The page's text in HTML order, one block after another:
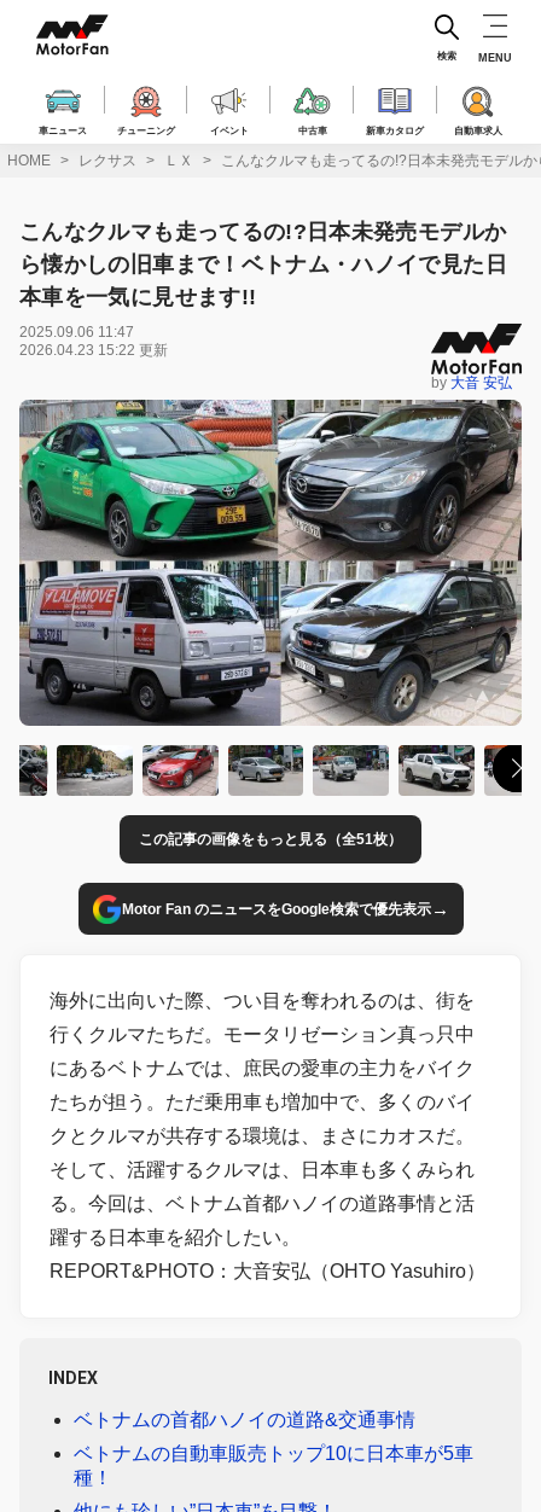
ス
車ニュース チューニング イベント 中古車 新車カタログ 自動車求人
検索 MENU
HOME レクサス ＬＸ こんなクルマも走ってるの!?日本未発売モデル
こんなクルマも走ってるの!?日本未発売モデルか
ら懐かしの旧車まで！ベトナム・ハノイで見た日
本車を一気に見せます!!
2025.09.06 11:47
2026.04.23 15:22 更新
by 大音 安弘
この記事の画像をもっと見る（全51枚）
Motor Fan のニュースをGoogle検索で優先表示→
海外に出向いた際、つい目を奪われるのは、街を
行くクルマたちだ。モータリゼーション真っ只中
にあるベトナムでは、庶民の愛車の主力をバイク
たちが担う。ただ乗用車も増加中で、多くのバイ
クとクルマが共存する環境は、まさにカオスだ。
そして、活躍するクルマは、日本車も多くみられ
る。今回は、ベトナム首都ハノイの道路事情と活
躍する日本車を紹介したい。
REPORT&PHOTO：大音安弘（OHTO Yasuhiro）
INDEX
ベトナムの首都ハノイの道路&交通事情
ベトナムの自動車販売トップ10に日本車が5車
種！